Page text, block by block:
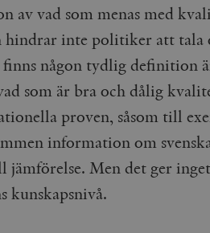
av vad som menas med
hindrar inte politiker att tala
någon tydlig definition
som är bra och dålig
proven, såsom till
information om
jämförelse. Men det ger
kunskapsnivå.
minuter
användarens resa för ett totalt antal
ingen identifierbar information.
30
Denna cookie används för att skilja
rapporter om användningen av deras
Beskrivning
Detta cookie-namn är associerat med Google
en viktig uppdatering av Googles mer vanliga
används för att särskilja unika användare genom
slumpmässigt genererat nummer som
cookie ställs in av YouTube för att spåra visningar av
ställs in av Youtube för att hålla reda på